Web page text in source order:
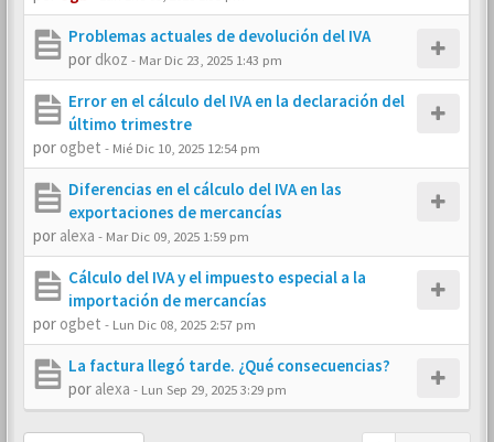
Problemas actuales de devolución del IVA
por dkoz - Mar Dic 23, 2025 1:43 pm
Error en el cálculo del IVA en la declaración del
último trimestre
por ogbet - Mié Dic 10, 2025 12:54 pm
Diferencias en el cálculo del IVA en las
exportaciones de mercancías
por alexa - Mar Dic 09, 2025 1:59 pm
Cálculo del IVA y el impuesto especial a la
importación de mercancías
por ogbet - Lun Dic 08, 2025 2:57 pm
La factura llegó tarde. ¿Qué consecuencias?
por alexa - Lun Sep 29, 2025 3:29 pm